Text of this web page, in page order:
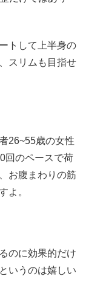
トして上半身の
スリムも目指せ
26~55歳の女性
回のペースで荷
お腹まわりの筋
よ。
のに効果的だけ
いうのは嬉しい